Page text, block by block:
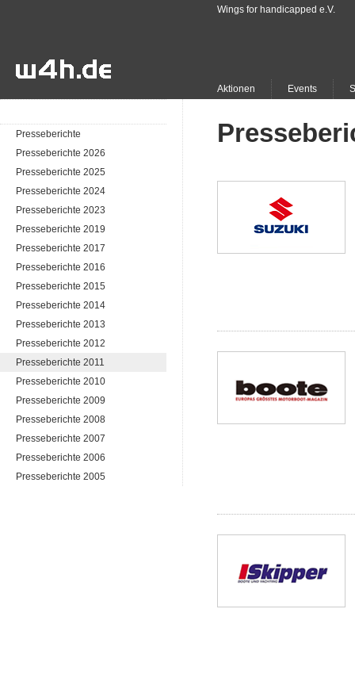
Wings for handicapped e.V.
Aktionen Events
Presseberichte
Presseberichte 2026
Presseberichte 2025
Presseberichte 2024
Presseberichte 2023
Presseberichte 2019
Presseberichte 2017
Presseberichte 2016
Presseberichte 2015
Presseberichte 2014
Presseberichte 2013
Presseberichte 2012
Presseberichte 2011
Presseberichte 2010
Presseberichte 2009
Presseberichte 2008
Presseberichte 2007
Presseberichte 2006
Presseberichte 2005